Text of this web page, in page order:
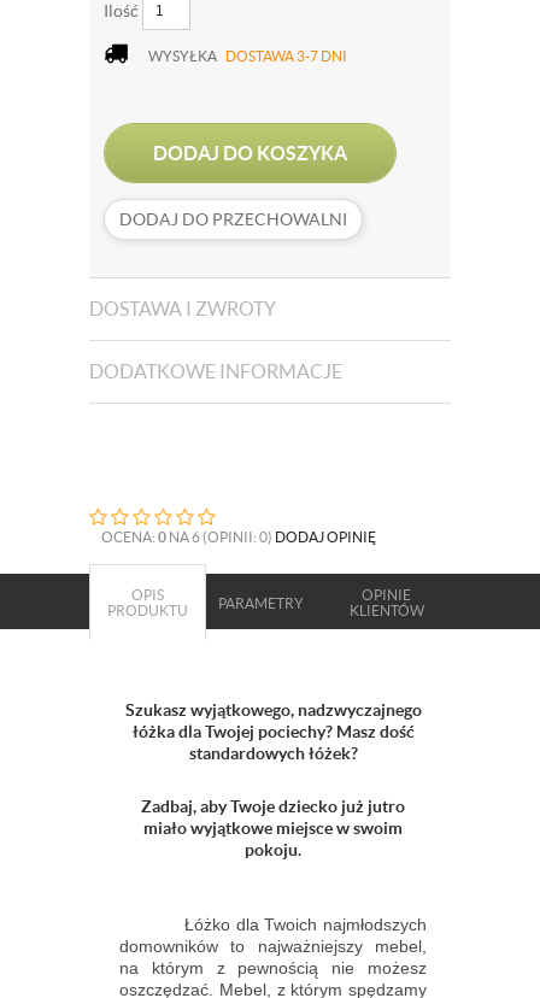
Ilość
WYSYŁKA DOSTAWA 3-7 DNI
DODAJ DO KOSZYKA
DODAJ DO PRZECHOWALNI
DOSTAWA I ZWROTY
DODATKOWE INFORMACJE
OCENA: 0 NA 6 (OPINII: 0) DODAJ OPINIĘ
OPIS
PRODUKTU
PARAMETRY
OPINIE
KLIENTÓW
Szukasz wyjątkowego, nadzwyczajnego
łóżka dla Twojej pociechy? Masz dość
standardowych łóżek?
Zadbaj, aby Twoje dziecko już jutro
miało wyjątkowe miejsce w swoim
pokoju.
Łóżko dla Twoich najmłodszych
domowników to najważniejszy mebel,
na którym z pewnością nie możesz
oszczędzać. Mebel, z którym spędzamy